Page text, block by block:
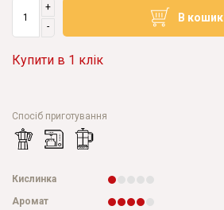
+
-
В кошик
Купити в 1 клік
Спосіб приготування
Кислинка
Аромат